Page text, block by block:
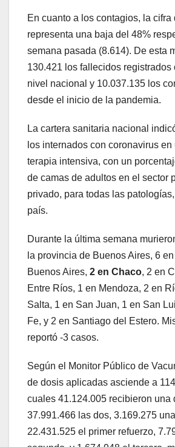
En cuanto a los contagios, la cifra
representa una baja del 48%
semana pasada (8.614). De esta
130.421 los fallecidos registrados
nivel nacional y 10.037.135 los
desde el inicio de la pandemia.
La cartera sanitaria nacional
los internados con coronavirus
terapia intensiva, con un
de camas de adultos en el sector
privado, para todas las
país.
Durante la última semana
la provincia de Buenos Aires, 6
Buenos Aires, 2 en Chaco, 2 en
Entre Ríos, 1 en Mendoza, 2 en
Salta, 1 en San Juan, 1 en San
Fe, y 2 en Santiago del Estero.
reportó -3 casos.
Según el Monitor Público de
de dosis aplicadas asciende a
cuales 41.124.005 recibieron una
37.991.466 las dos, 3.169.275
22.431.525 el primer refuerzo,